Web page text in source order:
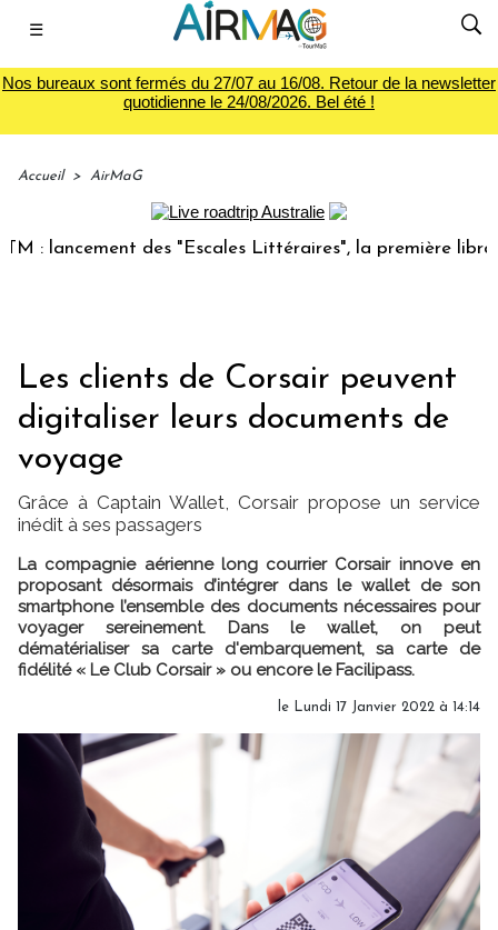
☰
Nos bureaux sont fermés du 27/07 au 16/08. Retour de la newsletter
quotidienne le 24/08/2026. Bel été !
Accueil > AirMaG
des "Escales Littéraires", la première librairie du
Les clients de Corsair peuvent
digitaliser leurs documents de
voyage
Grâce à Captain Wallet, Corsair propose un service
inédit à ses passagers
La compagnie aérienne long courrier Corsair innove en
proposant désormais d’intégrer dans le wallet de son
smartphone l’ensemble des documents nécessaires pour
voyager sereinement. Dans le wallet, on peut
dématérialiser sa carte d'embarquement, sa carte de
fidélité « Le Club Corsair » ou encore le Facilipass.
le Lundi 17 Janvier 2022 à 14:14